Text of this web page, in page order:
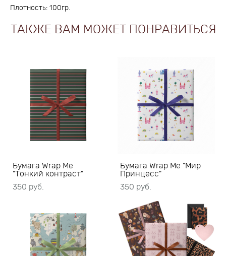
Плотность: 100гр.
ТАКЖЕ ВАМ МОЖЕТ ПОНРАВИТЬСЯ
Бумага Wrap Me
"Тонкий контраст"
350 pуб.
Бумага Wrap Me "Мир
Принцесс"
350 pуб.